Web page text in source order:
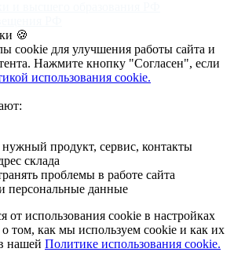
🍪
cookie для улучшения работы сайта и
Нажмите кнопку "Согласен", если
использования cookie.
продукт, сервис, контакты
склада
проблемы в работе сайта
персональные данные
от использования cookie в настройках
о том, как мы используем cookie и как их
нашей Политике использования cookie.